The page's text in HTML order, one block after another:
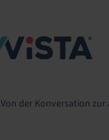
Von der Konversation zur